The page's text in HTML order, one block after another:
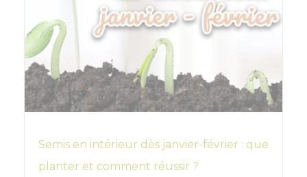
Semis en intérieur dès janvier-février : que
planter et comment réussir ?